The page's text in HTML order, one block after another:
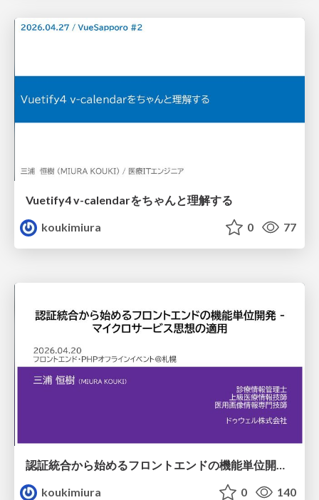
Vuetify4 v-calendarをちゃんと理解する
koukimiura
0 77
認証統合から始めるフロントエンドの機能単位開発 — マイクロサービス思想の適用
koukimiura
0 140